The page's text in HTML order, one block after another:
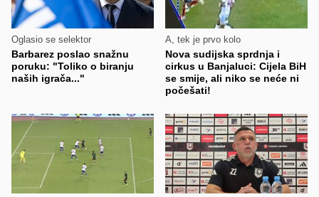
Oglasio se selektor
Barbarez poslao snažnu
poruku: "Toliko o biranju
naših igrača..."
A, tek je prvo kolo
Nova sudijska sprdnja i
cirkus u Banjaluci: Cijela BiH
se smije, ali niko se neće ni
počešati!